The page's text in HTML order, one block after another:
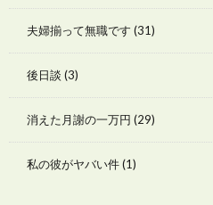
夫婦揃って無職です (31)
後日談 (3)
消えた月謝の一万円 (29)
私の彼がヤバい件(1)